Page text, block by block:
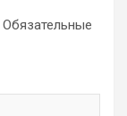
Обязательные